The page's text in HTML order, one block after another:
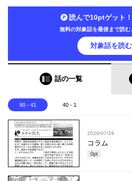
読んで10ptゲット
無料の対象話を最後まで読む
対象話を読む
話の一覧
90 - 41 40 - 1
2026/07/29
コラム
0pt